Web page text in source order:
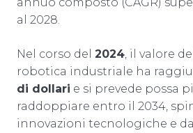
al 2028.
Nel corso del 2024, il valore
robotica industriale ha
di dollari e si prevede possa
raddoppiare entro il 2034,
innovazioni tecnologiche e